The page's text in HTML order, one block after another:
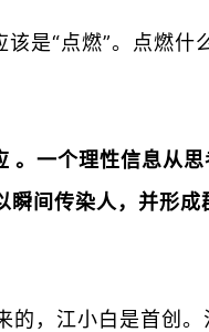
是“点燃”。点燃
。一个理性信息从
间传染人，并形
，江小白是首创